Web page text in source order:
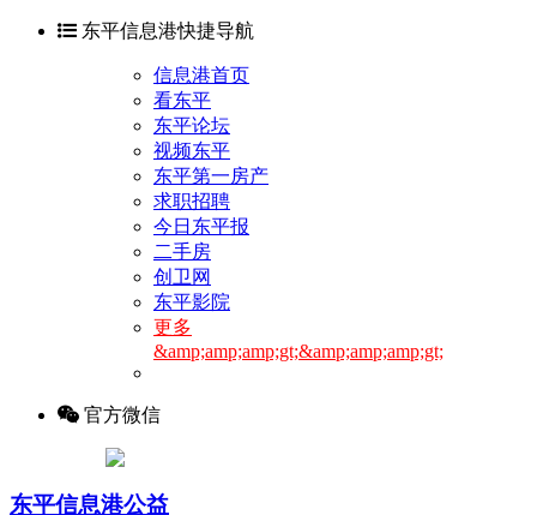
东平信息港快捷导航
信息港首页
看东平
东平论坛
视频东平
东平第一房产
求职招聘
今日东平报
二手房
创卫网
东平影院
更多
&amp;amp;amp;gt;&amp;amp;amp;gt;
官方微信
东平信息港公益